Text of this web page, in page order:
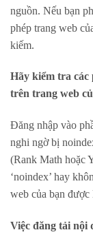
nguồn. Nếu bạn
phép trang web
kiếm.
Hãy kiểm tra các
trên trang web
Đăng nhập vào
nghi ngờ bị
(Rank Math hoặc
‘noindex’ hay
web của bạn
Việc đăng tải nội